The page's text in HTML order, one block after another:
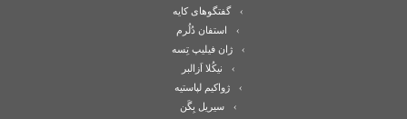
گفتگوهای کایه
استفان دُلُرم
ژان فیلیپ تِسه
نیکُلا اَزالبر
ژواکیم لپاستیه
سیریل بِگَن